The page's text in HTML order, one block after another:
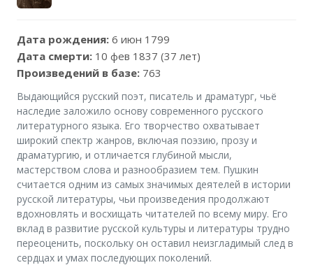
Дата рождения: 6 июн 1799
Дата смерти: 10 фев 1837 (37 лет)
Произведений в базе: 763
Выдающийся русский поэт, писатель и драматург, чьё
наследие заложило основу современного русского
литературного языка. Его творчество охватывает
широкий спектр жанров, включая поэзию, прозу и
драматургию, и отличается глубиной мысли,
мастерством слова и разнообразием тем. Пушкин
считается одним из самых значимых деятелей в истории
русской литературы, чьи произведения продолжают
вдохновлять и восхищать читателей по всему миру. Его
вклад в развитие русской культуры и литературы трудно
переоценить, поскольку он оставил неизгладимый след в
сердцах и умах последующих поколений.